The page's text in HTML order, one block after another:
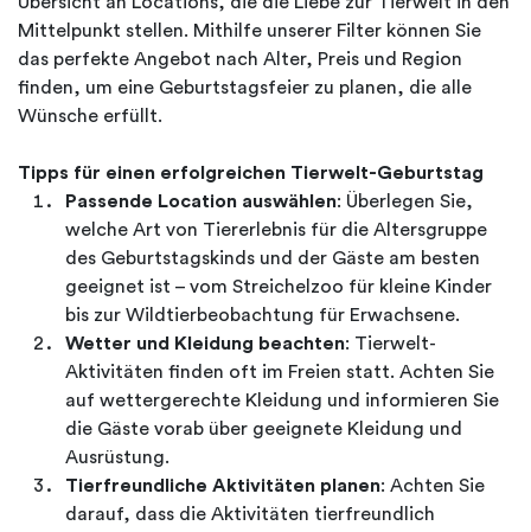
Mittelpunkt stellen. Mithilfe unserer Filter können Sie
das perfekte Angebot nach Alter, Preis und Region
finden, um eine Geburtstagsfeier zu planen, die alle
Wünsche erfüllt.
Tipps für einen erfolgreichen Tierwelt-Geburtstag
Passende Location auswählen: Überlegen Sie,
welche Art von Tiererlebnis für die Altersgruppe
des Geburtstagskinds und der Gäste am besten
geeignet ist – vom Streichelzoo für kleine Kinder
bis zur Wildtierbeobachtung für Erwachsene.
Wetter und Kleidung beachten: Tierwelt-
Aktivitäten finden oft im Freien statt. Achten Sie
auf wettergerechte Kleidung und informieren Sie
die Gäste vorab über geeignete Kleidung und
Ausrüstung.
Tierfreundliche Aktivitäten planen: Achten Sie
darauf, dass die Aktivitäten tierfreundlich